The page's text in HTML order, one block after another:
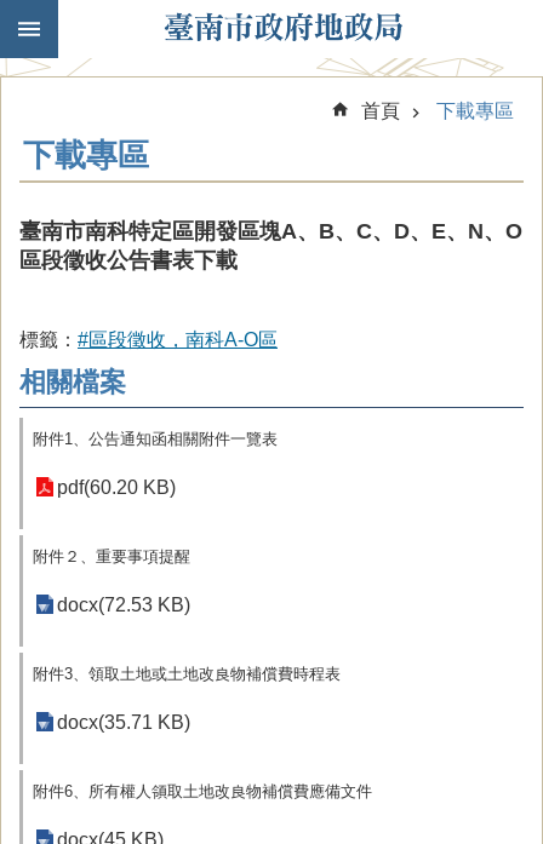
跳到主要內容區塊
首頁 下載專區
下載專區
臺南市南科特定區開發區塊A、B、C、D、E、N、O
區段徵收公告書表下載
標籤： #區段徵收，南科A-O區
相關檔案
附件1、公告通知函相關附件一覽表
pdf(60.20 KB)
附件２、重要事項提醒
docx(72.53 KB)
附件3、領取土地或土地改良物補償費時程表
docx(35.71 KB)
附件6、所有權人領取土地改良物補償費應備文件
docx(45 KB)